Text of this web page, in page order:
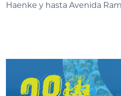
Haenke y hasta Avenida